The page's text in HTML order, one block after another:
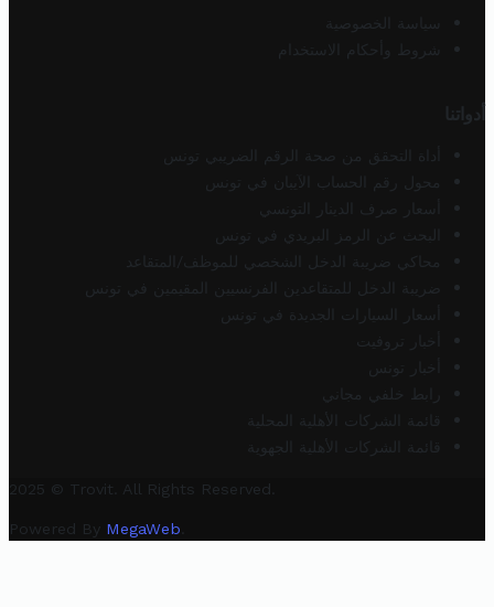
سياسة الخصوصية
شروط وأحكام الاستخدام
أدواتنا
أداة التحقق من صحة الرقم الضريبي تونس
محول رقم الحساب الآيبان في تونس
أسعار صرف الدينار التونسي
البحث عن الرمز البريدي في تونس
محاكي ضريبة الدخل الشخصي للموظف/المتقاعد
ضريبة الدخل للمتقاعدين الفرنسيين المقيمين في تونس
أسعار السيارات الجديدة في تونس
أخبار تروفيت
أخبار تونس
رابط خلفي مجاني
قائمة الشركات الأهلية المحلية
قائمة الشركات الأهلية الجهوية
2025 © Trovit. All Rights Reserved.
Powered By MegaWeb